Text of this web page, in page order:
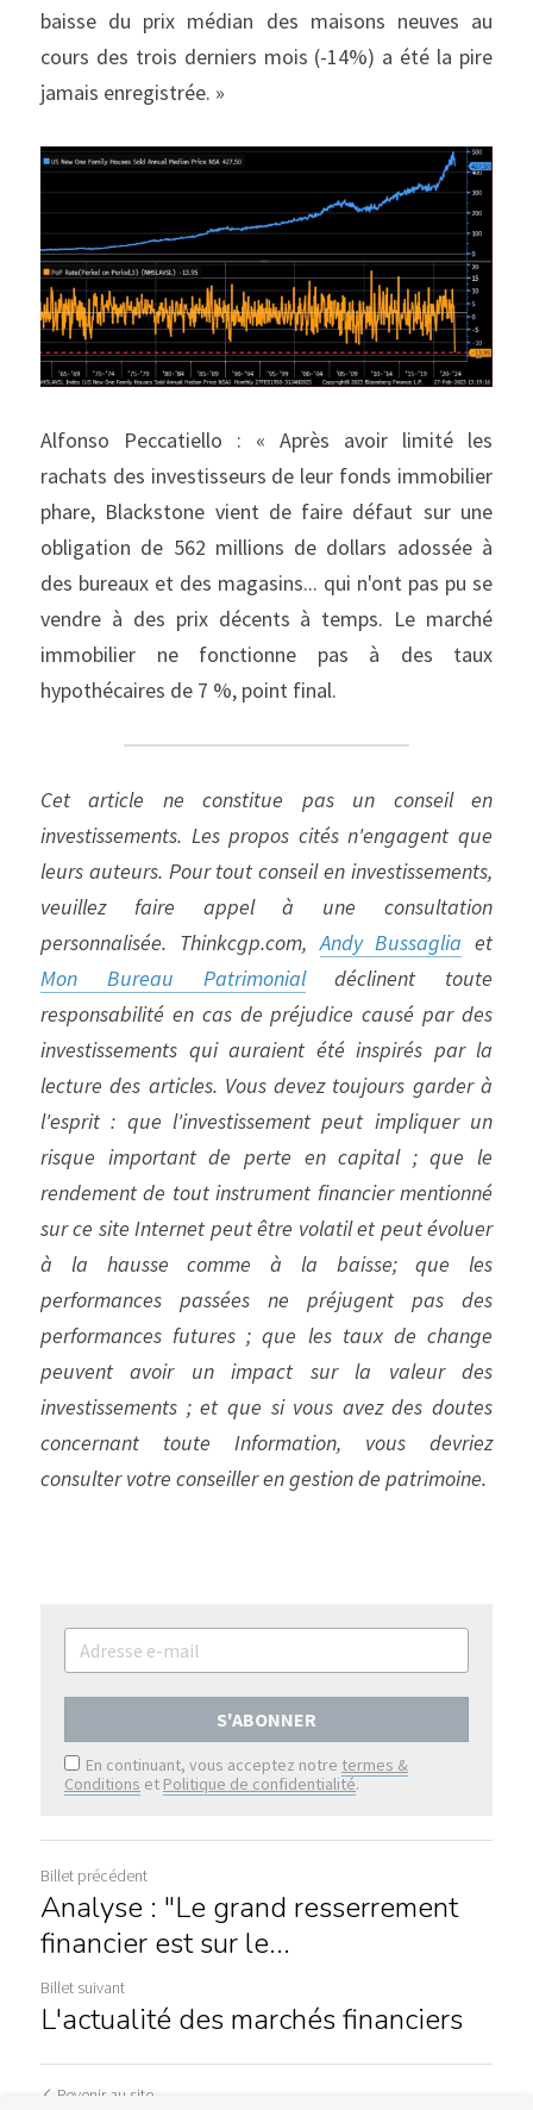
baisse du prix médian des maisons neuves au
cours des trois derniers mois (-14%) a été la pire
jamais enregistrée. »
Alfonso Peccatiello : « Après avoir limité les
rachats des investisseurs de leur fonds immobilier
phare, Blackstone vient de faire défaut sur une
obligation de 562 millions de dollars adossée à
des bureaux et des magasins... qui n'ont pas pu se
vendre à des prix décents à temps. Le marché
immobilier ne fonctionne pas à des taux
hypothécaires de 7 %, point final.
Cet article ne constitue pas un conseil en
investissements. Les propos cités n'engagent que
leurs auteurs. Pour tout conseil en investissements,
veuillez faire appel à une consultation
personnalisée. Thinkcgp.com, Andy Bussaglia
Mon Bureau Patrimonial déclinent toute
responsabilité en cas de préjudice causé par des
investissements qui auraient été inspirés par la
lecture des articles. Vous devez toujours garder à
l'esprit : que l'investissement peut impliquer un
risque important de perte en capital ; que le
rendement de tout instrument financier mentionné
sur ce site Internet peut être volatil et peut évoluer
à la hausse comme à la baisse; que les
performances passées ne préjugent pas des
performances futures ; que les taux de change
peuvent avoir un impact sur la valeur des
investissements ; et que si vous avez des doutes
concernant toute Information, vous devriez
consulter votre conseiller en gestion de patrimoine.
S'ABONNER
En continuant, vous acceptez notre termes &
Conditions et Politique de confidentialité.
Billet précédent
Analyse : "Le grand resserrement
financier est sur le...
Billet suivant
L'actualité des marchés financiers
Revenir au site